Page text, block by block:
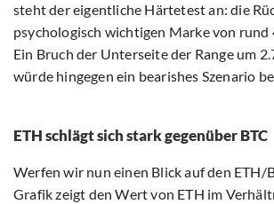
steht der eigentliche Härtetest an: die
psychologisch wichtigen Marke von rund
Ein Bruch der Unterseite der Range um
würde hingegen ein bearishes Szenario
ETH schlägt sich stark gegenüber BTC
Werfen wir nun einen Blick auf den ETH/
Grafik zeigt den Wert von ETH im